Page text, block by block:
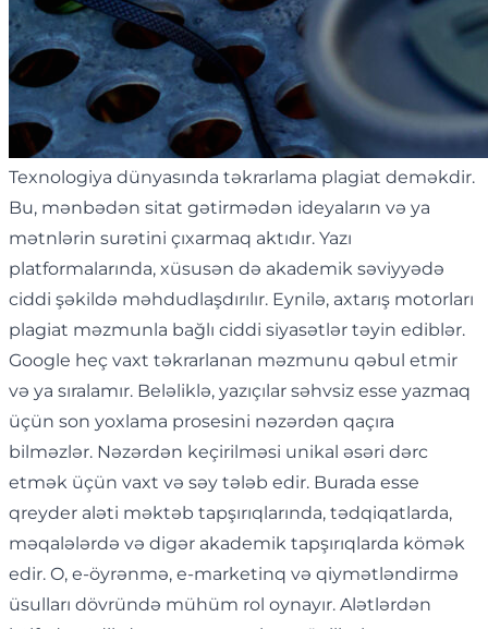
Texnologiya dünyasında təkrarlama plagiat deməkdir.
Bu, mənbədən sitat gətirmədən ideyaların və ya
mətnlərin surətini çıxarmaq aktıdır. Yazı
platformalarında, xüsusən də akademik səviyyədə
ciddi şəkildə məhdudlaşdırılır. Eynilə, axtarış motorları
plagiat məzmunla bağlı ciddi siyasətlər təyin ediblər.
Google heç vaxt təkrarlanan məzmunu qəbul etmir
və ya sıralamır. Beləliklə, yazıçılar səhvsiz esse yazmaq
üçün son yoxlama prosesini nəzərdən qaçıra
bilməzlər. Nəzərdən keçirilməsi unikal əsəri dərc
etmək üçün vaxt və səy tələb edir. Burada esse
qreyder aləti məktəb tapşırıqlarında, tədqiqatlarda,
məqalələrdə və digər akademik tapşırıqlarda kömək
edir. O, e-öyrənmə, e-marketinq və qiymətləndirmə
üsulları dövründə mühüm rol oynayır. Alətlərdən